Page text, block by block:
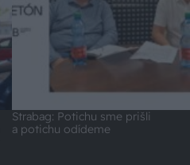
Strabag: Potichu sme prišli
a potichu odídeme